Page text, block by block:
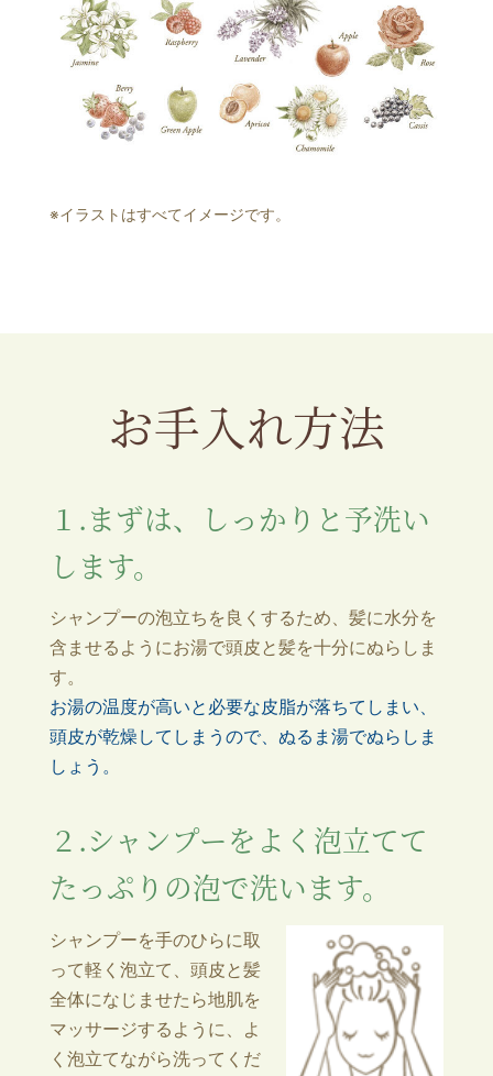
※イラストはすべてイメージです。
お手入れ方法
１.まずは、しっかりと予洗い
します。
シャンプーの泡立ちを良くするため、髪に水分を
含ませるようにお湯で頭皮と髪を十分にぬらしま
す。
お湯の温度が高いと必要な皮脂が落ちてしまい、
頭皮が乾燥してしまうので、ぬるま湯でぬらしま
しょう。
２.シャンプーをよく泡立てて
たっぷりの泡で洗います。
シャンプーを手のひらに取
って軽く泡立て、頭皮と髪
全体になじませたら地肌を
マッサージするように、よ
く泡立てながら洗ってくだ